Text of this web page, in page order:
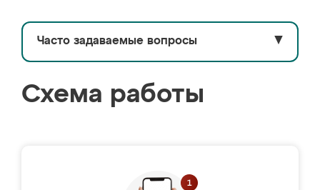
Часто задаваемые вопросы ▼
Схема работы